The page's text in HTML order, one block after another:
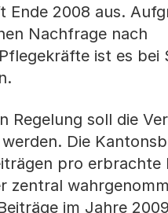
Ende 2008 aus.
Nachfrage nach
ist es bei
Regelung soll die
Die
pro erbrachte
zentral
im Jahre